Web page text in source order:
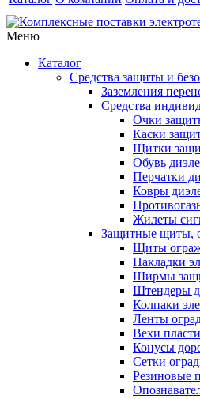
Меню
Каталог
Средства защиты и
Заземления
Средства
Очки
Каски
Щитки
Обувь
Перчатки
Ковры
Жилеты
Защитные щиты,
Щиты
Накладки
Ширмы
Штендеры
Колпаки
Ленты
Вехи
Конусы
Сетки
Резиновые